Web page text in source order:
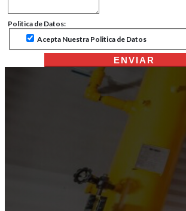
Politica de Datos:
Acepta Nuestra Politica de Datos
ENVIAR